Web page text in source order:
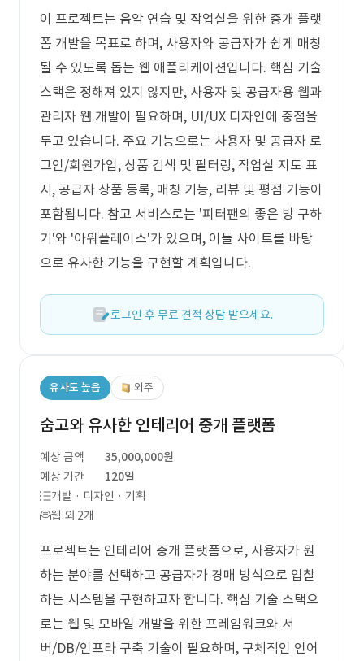
이 프로젝트는 음악 연습 및 작업실을 위한 중개 플랫
폼 개발을 목표로 하며, 사용자와 공급자가 쉽게 매칭
될 수 있도록 돕는 웹 애플리케이션입니다. 핵심 기술
스택은 정해져 있지 않지만, 사용자 및 공급자용 웹과
관리자 웹 개발이 필요하며, UI/UX 디자인에 중점을
두고 있습니다. 주요 기능으로는 사용자 및 공급자 로
그인/회원가입, 상품 검색 및 필터링, 작업실 지도 표
시, 공급자 상품 등록, 매칭 기능, 리뷰 및 평점 기능이
포함됩니다. 참고 서비스로는 '피터팬의 좋은 방 구하
기'와 '아워플레이스'가 있으며, 이들 사이트를 바탕
으로 유사한 기능을 구현할 계획입니다.
로그인 후 무료 견적 상담 받으세요.
유사도 높음 외주
숨고와 유사한 인테리어 중개 플랫폼
예상 금액
35,000,000원
예상 기간
120일
개발 · 디자인 · 기획
웹 외 2개
프로젝트는 인테리어 중개 플랫폼으로, 사용자가 원
하는 분야를 선택하고 공급자가 경매 방식으로 입찰
하는 시스템을 구현하고자 합니다. 핵심 기술 스택으
로는 웹 및 모바일 개발을 위한 프레임워크와 서
버/DB/인프라 구축 기술이 필요하며, 구체적인 언어